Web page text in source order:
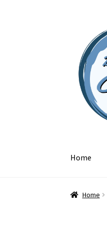
naar
navigatie
inhoud
Home
Home